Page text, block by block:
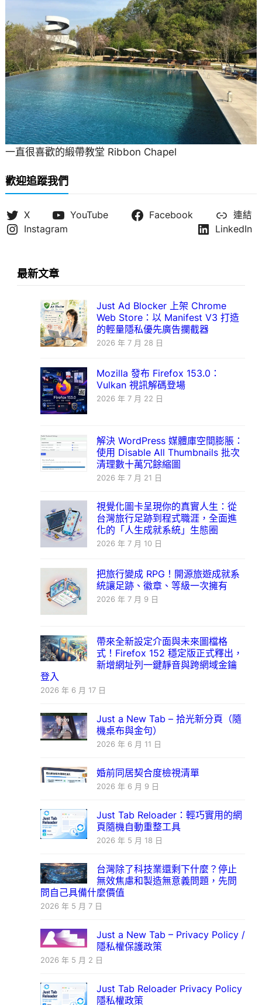
一直很喜歡的緞帶教堂 Ribbon Chapel
歡迎追蹤我們
X YouTube Facebook
連結
Instagram
LinkedIn
最新文章
Just Ad Blocker 上架 Chrome
Web Store：以 Manifest V3 打造
的輕量隱私優先廣告攔截器
2026 年 7 月 28 日
Mozilla 發布 Firefox 153.0：
Vulkan 視訊解碼登場
2026 年 7 月 22 日
解決 WordPress 媒體庫空間膨脹：
使用 Disable All Thumbnails 批次
清理數十萬冗餘縮圖
2026 年 7 月 21 日
視覺化圖卡呈現你的真實人生：從
台灣旅行足跡到程式職涯，全面進
化的「人生成就系統」生態圈
2026 年 7 月 10 日
把旅行變成 RPG！開源旅遊成就系
統讓足跡、徽章、等級一次擁有
2026 年 7 月 9 日
帶來全新設定介面與未來圖檔格
式！Firefox 152 穩定版正式釋出，
新增網址列一鍵靜音與跨網域金鑰
登入
2026 年 6 月 17 日
Just a New Tab – 拾光新分頁（隨
機桌布與金句）
2026 年 6 月 11 日
婚前同居契合度檢視清單
2026 年 6 月 9 日
Just Tab Reloader：輕巧實用的網
頁隨機自動重整工具
2026 年 5 月 18 日
台灣除了科技業還剩下什麼？停止
無效焦慮和製造無意義問題，先問
問自己具備什麼價值
2026 年 5 月 7 日
Just a New Tab – Privacy Policy /
隱私權保護政策
2026 年 5 月 2 日
Just Tab Reloader Privacy Policy
隱私權政策